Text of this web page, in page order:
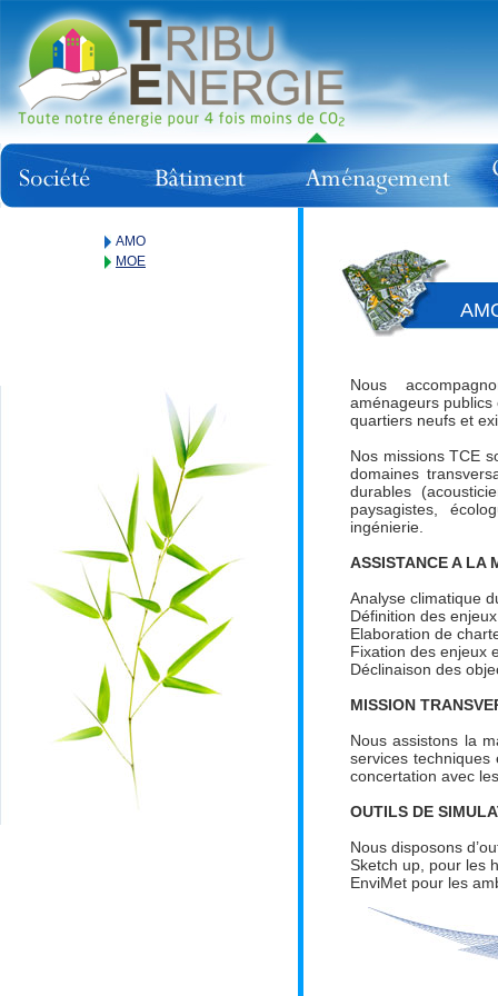
AMO
MOE
Nous
aménageurs publics
quartiers neufs et
Nos missions TCE
domaines
durables
paysagistes,
ingénierie.
ASSISTANCE A LA
Analyse climatique
Définition des
Elaboration de
Fixation des enjeux
Déclinaison des
MISSION
Nous assistons la
services
concertation avec
OUTILS DE
Nous disposons
Sketch up, pour les
EnviMet pour les